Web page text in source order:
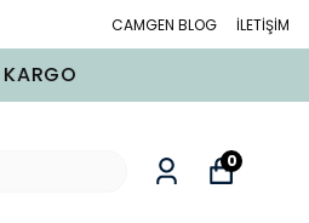
CAMGEN BLOG İLETİŞİM
0